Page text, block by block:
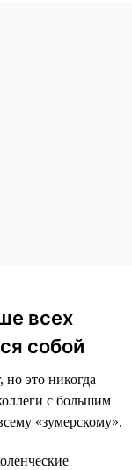
всех
собой
это никогда
с большим
«зумерскому».